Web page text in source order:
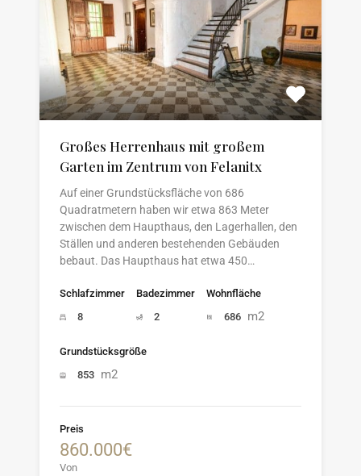
Großes Herrenhaus mit großem
Garten im Zentrum von Felanitx
Auf einer Grundstücksfläche von 686
Quadratmetern haben wir etwa 863 Meter
zwischen dem Haupthaus, den Lagerhallen, den
Ställen und anderen bestehenden Gebäuden
bebaut. Das Haupthaus hat etwa 450…
Schlafzimmer
8
Badezimmer
2
Wohnfläche
686 m2
Grundstücksgröße
853 m2
Preis
860.000€
Von